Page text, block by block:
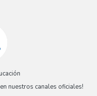
nuestros canales oficiales!